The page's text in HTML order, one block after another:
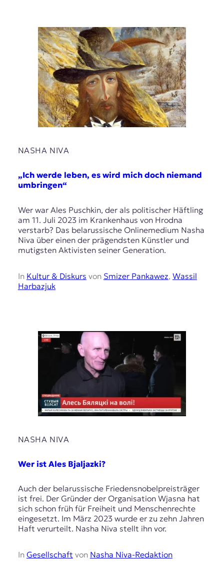
NASHA NIVA
„Ich werde leben, es wird mich doch niemand
umbringen“
Wer war Ales Puschkin, der als politischer Häftling
am 11. Juli 2023 im Krankenhaus von Hrodna
verstarb? Das belarussische Onlinemedium Nasha
Niva über einen der prägendsten Künstler und
mutigsten Aktivisten seiner Generation.
In Kultur & Diskurs von Smizer Pankawez, Wassil
Harbazjuk
NASHA NIVA
Wer ist Ales Bjaljazki?
Auch der belarussische Friedensnobelpreisträger
ist frei. Der Gründer der Organisation Wjasna hat
sich schon früh für Freiheit und Menschenrechte
eingesetzt. Im März 2023 wurde er zu zehn Jahren
Haft verurteilt. Nasha Niva stellt ihn vor.
In Gesellschaft von Nasha Niva-Redaktion